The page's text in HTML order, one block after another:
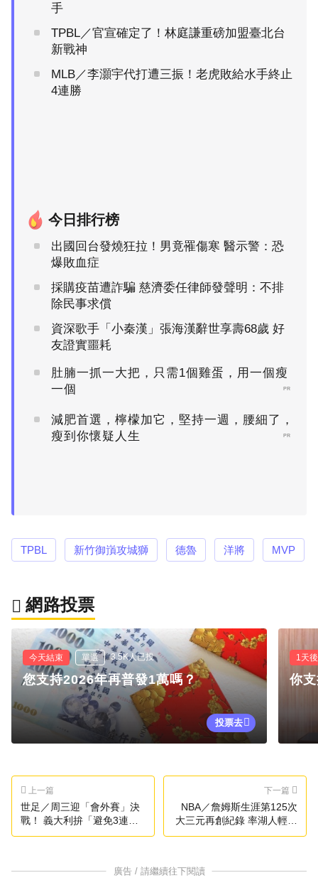
手
TPBL／官宣確定了！林庭謙重磅加盟臺北台
新戰神
MLB／李灝宇代打遭三振！老虎敗給水手終止
4連勝
今日排行榜
出國回台發燒狂拉！男竟罹傷寒 醫示警：恐
爆敗血症
採購疫苗遭詐騙 慈濟委任律師發聲明：不排
除民事求償
資深歌手「小秦漢」張海漢辭世享壽68歲 好
友證實噩耗
肚腩一抓一大把，只需1個雞蛋，用一個瘦
一個
PR
減肥首選，檸檬加它，堅持一週，腰細了，
瘦到你懷疑人生
PR
TPBL 新竹御嵿攻城獅 德魯 洋將 MVP
網路投票
今天結束 單選 3.5K人已投
您支持2026年再普發1萬嗎？
投票去
1天
你
上一篇
世足／周三迎「會外賽」決
戰！ 義大利拚「避免3連
黑」
下一篇
NBA／詹姆斯生涯第125次
大三元再創紀錄 率湖人輕取
巫師
廣告 / 請繼續往下閱讀